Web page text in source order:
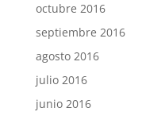
octubre 2016
septiembre 2016
agosto 2016
julio 2016
junio 2016